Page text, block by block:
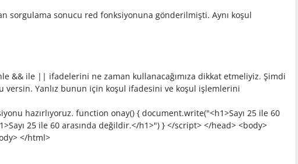
sorgulama sonucu red fonksiyonuna gönderilmişti. Aynı koşul
&& ile || ifadelerini ne zaman kullanacağımıza dikkat etmeliyiz. Şimdi
Yanlız bunun için koşul ifadesini ve koşul işlemlerini
hazırlıyoruz. function onay() { document.write("<h1>Sayı 25 ile 60
25 ile 60 arasında değildir.</h1>") } </script> </head> <body>
</html>